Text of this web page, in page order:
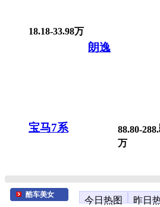
18.18-33.98万
朗逸
宝马7系
88.80-
万
酷车美女
今日热图 昨日